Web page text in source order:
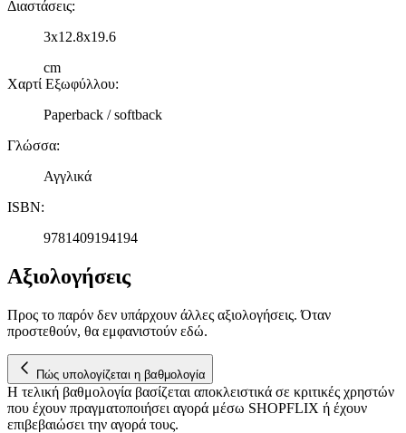
Διαστάσεις:
3x12.8x19.6
cm
Χαρτί Εξωφύλλου:
Paperback / softback
Γλώσσα:
Αγγλικά
ISBN:
9781409194194
Αξιολογήσεις
Προς το παρόν δεν υπάρχουν άλλες αξιολογήσεις. Όταν
προστεθούν, θα εμφανιστούν εδώ.
Πώς υπολογίζεται η βαθμολογία
Η τελική βαθμολογία βασίζεται αποκλειστικά σε κριτικές χρηστών
που έχουν πραγματοποιήσει αγορά μέσω SHOPFLIX ή έχουν
επιβεβαιώσει την αγορά τους.